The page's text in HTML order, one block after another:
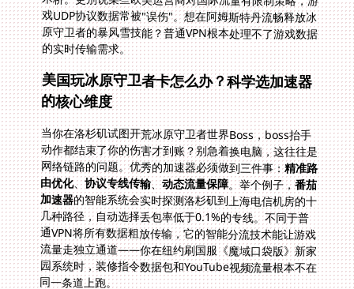
的实时传输需求。
美国玩冰原守卫者卡怎么办？科学选加速器
的核心维度
当你在洛杉矶试图开荒冰原守卫者世界Boss，boss抬手
动作都结束了你的伤害才到账？别急着换电脑，这往往是
网络链路的问题。优秀的加速器必须做到三件事：精准路
由优化、协议专线传输、动态流量保障。举个例子，番茄
加速器的智能系统会实时探测洛杉矶到上海电信机房的十
几种路径，自动选择丢包率低于0.1%的专线。不同于普
通VPN将所有数据粗放传输，它的智能分流技术能让游戏
流量走独立通道——你在纽约刷国服《魔域口袋版》新家
园系统时，装修指令数据包和YouTube视频流量根本不在
同一条道上跑。